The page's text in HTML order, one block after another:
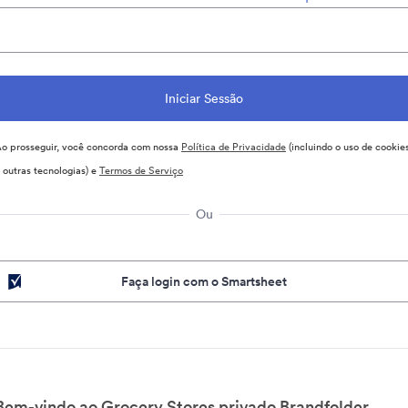
prosseguir, você concorda com nossa Política de Privacidade(incluindo o uso de
outras tecnologias) eTermos de Serviço
Ou
Faça login com o Smartsheet